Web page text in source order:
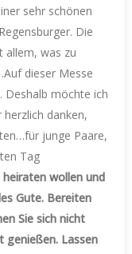
sehr schönen
Die
allem, was zu
dieser Messe
Deshalb möchte ich
danken,
junge Paare,
Tag
wollen und
Gute. Bereiten
Sie sich nicht
genießen. Lassen